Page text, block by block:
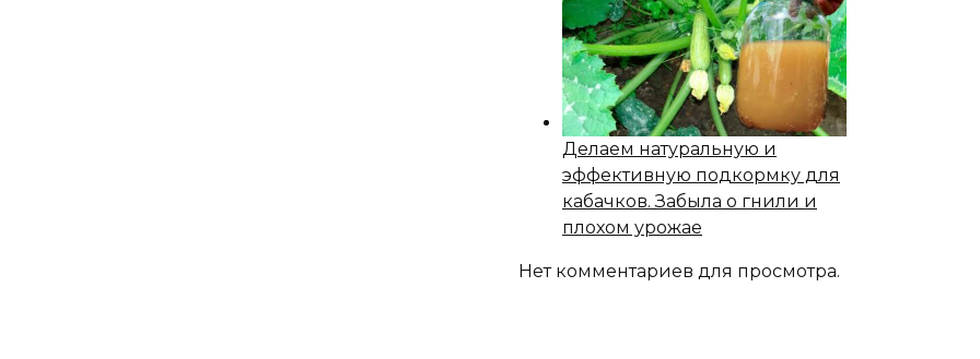
Делаем натуральную и
эффективную подкормку для
кабачков. Забыла о гнили и
плохом урожае
Нет комментариев для просмотра.